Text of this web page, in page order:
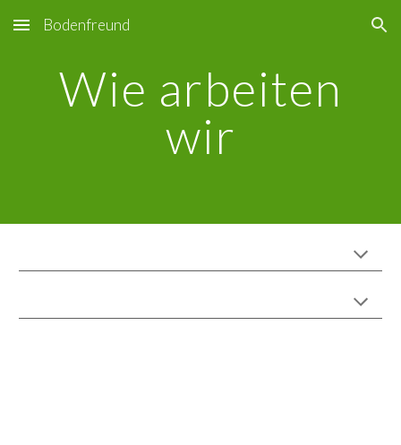
Skip to main content Skip to navigation
Bodenfreund
Wie arbeiten
wir